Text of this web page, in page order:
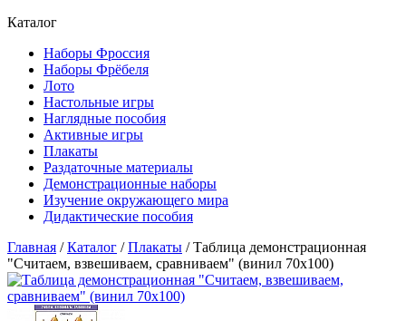
Каталог
Наборы Фроссия
Наборы Фрёбеля
Лото
Настольные игры
Наглядные пособия
Активные игры
Плакаты
Раздаточные материалы
Демонстрационные наборы
Изучение окружающего мира
Дидактические пособия
Главная /Каталог /Плакаты /Таблица демонстрационная
"Считаем, взвешиваем, сравниваем" (винил 70x100)